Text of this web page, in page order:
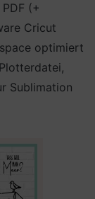
(+
Cricut
optimiert
Sublimation